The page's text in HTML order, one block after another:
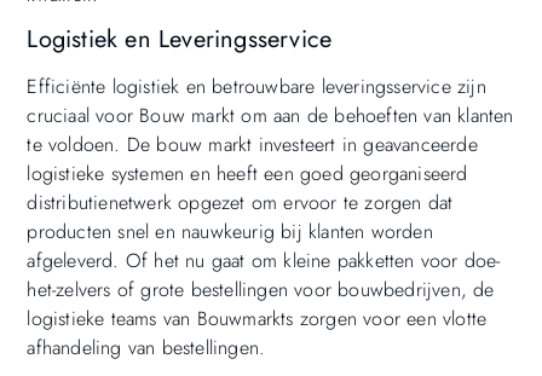
Logistiek en Leveringsservice
Efficiënte logistiek en betrouwbare leveringsservice zijn
cruciaal voor Bouw markt om aan de behoeften van klanten
te voldoen. De bouw markt investeert in geavanceerde
logistieke systemen en heeft een goed georganiseerd
distributienetwerk opgezet om ervoor te zorgen dat
producten snel en nauwkeurig bij klanten worden
afgeleverd. Of het nu gaat om kleine pakketten voor doe-
het-zelvers of grote bestellingen voor bouwbedrijven, de
logistieke teams van Bouwmarkts zorgen voor een vlotte
afhandeling van bestellingen.